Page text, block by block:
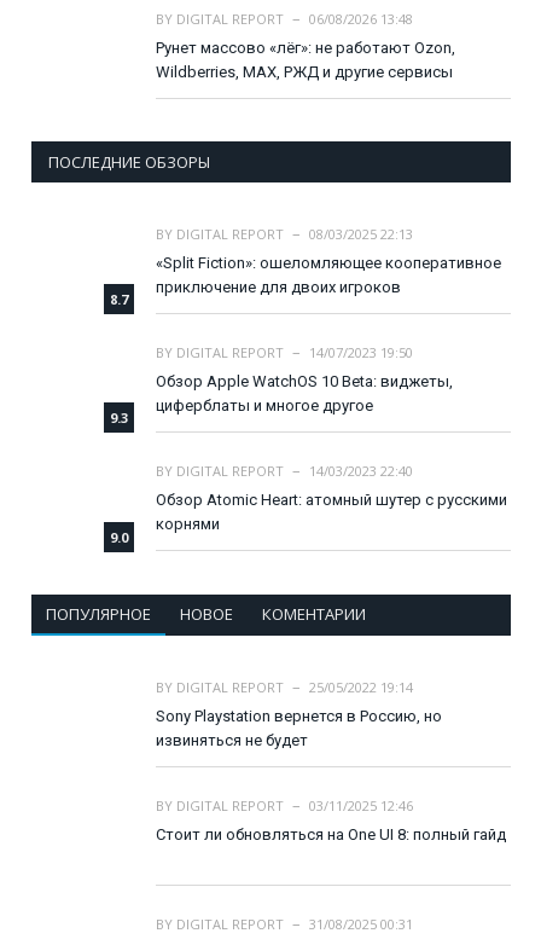
BY DIGITAL REPORT
06/08/2026 13:48
Рунет массово «лёг»: не работают Ozon,
Wildberries, MAX, РЖД и другие сервисы
ПОСЛЕДНИЕ ОБЗОРЫ
8.7
BY DIGITAL REPORT
08/03/2025 22:13
«Split Fiction»: ошеломляющее кооперативное
приключение для двоих игроков
9.3
BY DIGITAL REPORT
14/07/2023 19:50
Обзор Apple WatchOS 10 Beta: виджеты,
циферблаты и многое другое
9.0
BY DIGITAL REPORT
14/03/2023 22:40
Обзор Atomic Heart: атомный шутер с русскими
корнями
ПОПУЛЯРНОЕ НОВОЕ КОМЕНТАРИИ
BY DIGITAL REPORT
25/05/2022 19:14
Sony Playstation вернется в Россию, но
извиняться не будет
BY DIGITAL REPORT
03/11/2025 12:46
Стоит ли обновляться на One UI 8: полный гайд
BY DIGITAL REPORT
31/08/2025 00:31